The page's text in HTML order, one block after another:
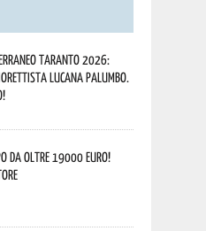
Taranto 2026:
lucana Palumbo.
da oltre 19000 Euro!